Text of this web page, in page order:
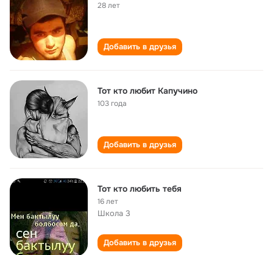
28 лет
Добавить в друзья
Тот кто любит Капучино
103 года
Добавить в друзья
Тот кто любить тебя
16 лет
Школа 3
Добавить в друзья